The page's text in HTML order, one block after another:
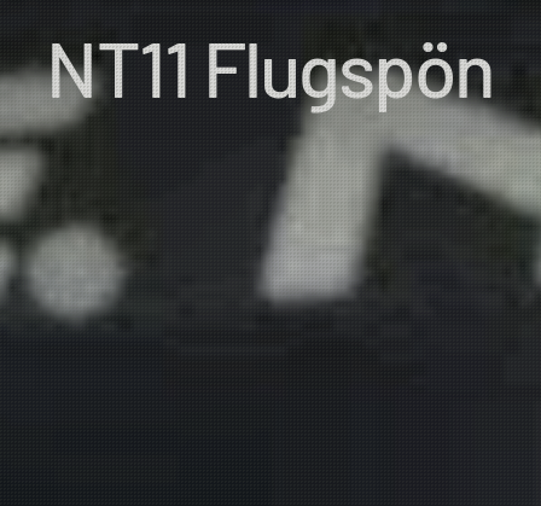
NT11 Flugspön